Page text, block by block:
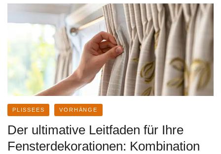
PLISSEES VORHÄNGE
Der ultimative Leitfaden für Ihre
Fensterdekorationen: Kombination